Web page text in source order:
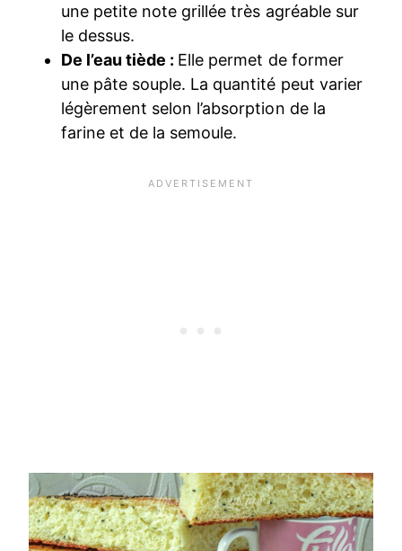
une petite note grillée très agréable sur
le dessus.
De l’eau tiède : Elle permet de former
une pâte souple. La quantité peut varier
légèrement selon l’absorption de la
farine et de la semoule.